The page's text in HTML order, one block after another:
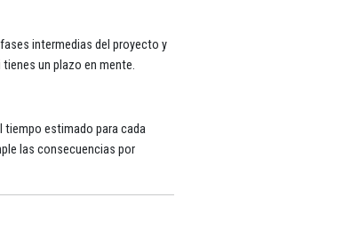
intermedias del proyecto y
un plazo en mente.
tiempo estimado para cada
las consecuencias por